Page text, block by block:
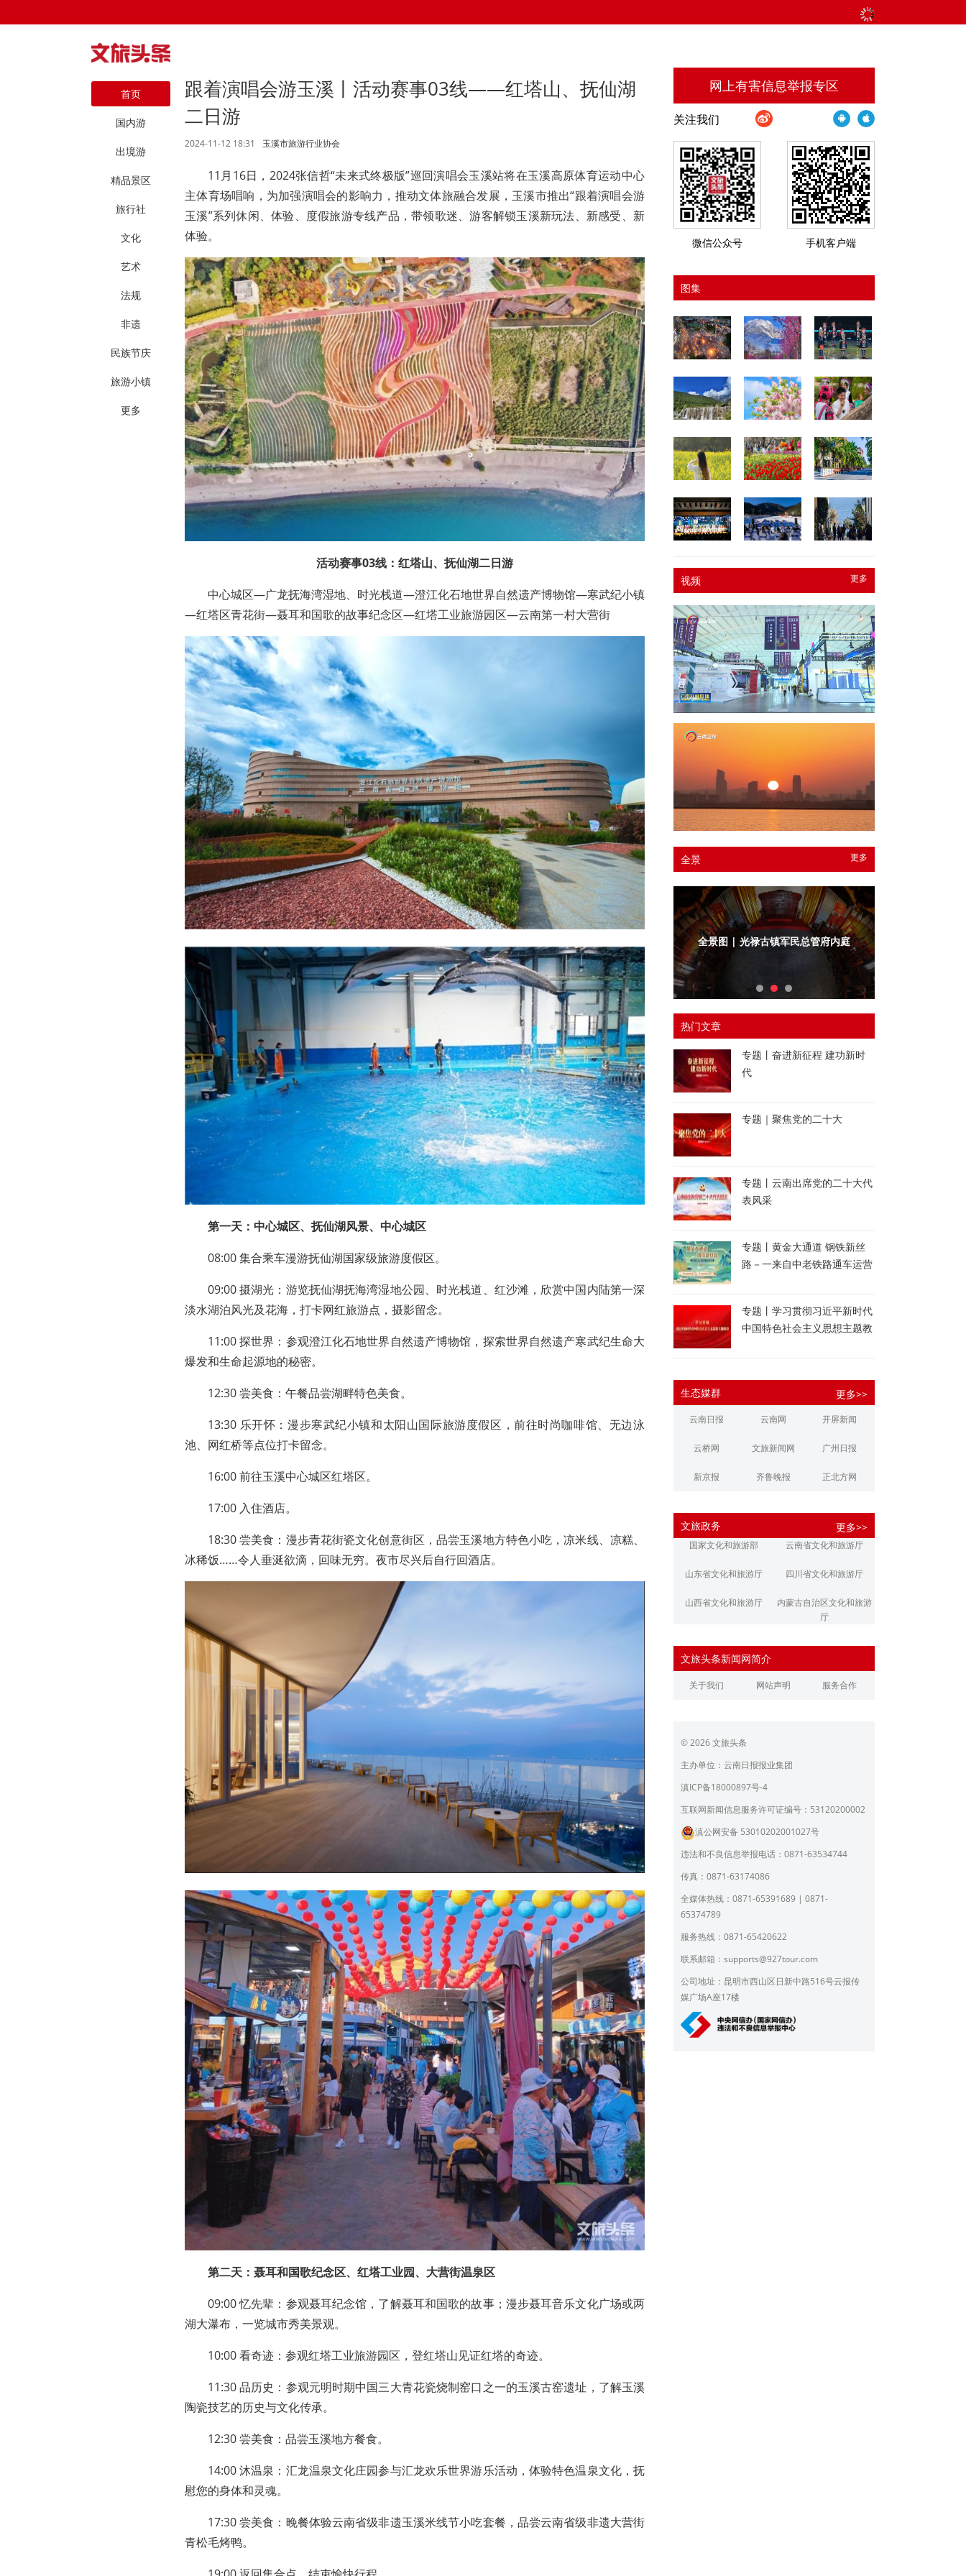
首页
国内游
出境游
精品景区
旅行社
文化
艺术
法规
非遗
民族节庆
旅游小镇
更多
跟着演唱会游玉溪丨活动赛事03线——红塔山、抚仙湖
二日游
2024-11-12 18:31 玉溪市旅游行业协会
11月16日，2024张信哲“未来式终极版”巡回演唱会玉溪站将在玉溪高原体育运动中心
主体育场唱响，为加强演唱会的影响力，推动文体旅融合发展，玉溪市推出“跟着演唱会游
玉溪”系列休闲、体验、度假旅游专线产品，带领歌迷、游客解锁玉溪新玩法、新感受、新
体验。
活动赛事03线：红塔山、抚仙湖二日游
中心城区—广龙抚海湾湿地、时光栈道—澄江化石地世界自然遗产博物馆—寒武纪小镇
—红塔区青花街—聂耳和国歌的故事纪念区—红塔工业旅游园区—云南第一村大营街
第一天：中心城区、抚仙湖风景、中心城区
08:00 集合乘车漫游抚仙湖国家级旅游度假区。
09:00 摄湖光：游览抚仙湖抚海湾湿地公园、时光栈道、红沙滩，欣赏中国内陆第一深
淡水湖泊风光及花海，打卡网红旅游点，摄影留念。
11:00 探世界：参观澄江化石地世界自然遗产博物馆，探索世界自然遗产寒武纪生命大
爆发和生命起源地的秘密。
12:30 尝美食：午餐品尝湖畔特色美食。
13:30 乐开怀：漫步寒武纪小镇和太阳山国际旅游度假区，前往时尚咖啡馆、无边泳
池、网红桥等点位打卡留念。
16:00 前往玉溪中心城区红塔区。
17:00 入住酒店。
18:30 尝美食：漫步青花街瓷文化创意街区，品尝玉溪地方特色小吃，凉米线、凉糕、
冰稀饭……令人垂涎欲滴，回味无穷。夜市尽兴后自行回酒店。
第二天：聂耳和国歌纪念区、红塔工业园、大营街温泉区
09:00 忆先辈：参观聂耳纪念馆，了解聂耳和国歌的故事；漫步聂耳音乐文化广场或两
湖大瀑布，一览城市秀美景观。
10:00 看奇迹：参观红塔工业旅游园区，登红塔山见证红塔的奇迹。
11:30 品历史：参观元明时期中国三大青花瓷烧制窑口之一的玉溪古窑遗址，了解玉溪
陶瓷技艺的历史与文化传承。
12:30 尝美食：品尝玉溪地方餐食。
14:00 沐温泉：汇龙温泉文化庄园参与汇龙欢乐世界游乐活动，体验特色温泉文化，抚
慰您的身体和灵魂。
17:30 尝美食：晚餐体验云南省级非遗玉溪米线节小吃套餐，品尝云南省级非遗大营街
青松毛烤鸭。
网上有害信息举报专区
关注我们
微信公众号 手机客户端
图集
更多
视频
更多
全景
全景图 | 光禄古镇军民总管府衙门
热门文章
专题丨奋进新征程 建功新时
代
专题｜聚焦党的二十大
专题丨云南出席党的二十大代
表风采
专题丨黄金大通道 钢铁新丝
路－一来自中老铁路通车运营
专题丨学习贯彻习近平新时代
中国特色社会主义思想主题教
生态媒群 更多>>
云南日报 云南网 开屏新闻
云桥网 文旅新闻网 广州日报
新京报 齐鲁晚报 正北方网
江南都市报 潇湘晨报
文旅政务 更多>>
国家文化和旅游部 云南省文化和旅游厅
山东省文化和旅游厅 四川省文化和旅游厅
山西省文化和旅游厅
内蒙古自治区文化和旅游
厅
浙江省文化和旅游厅
江西省文化和旅游厅 河南省文化和旅游厅
广东省文化和旅游厅
育厅
陕西省文化和旅游厅 甘肃省文化和旅游厅
青海省文化和旅游厅
宁夏回族自治区文化和旅
北京市文旅局
上海市文化和旅游局
员会
文旅头条新闻网简介
关于我们 网站声明 服务合作
© 2026 文旅头条
主办单位：云南日报报业集团
滇ICP备18000897号-4
互联网新闻信息服务许可证编号：53120200002
滇公网安备 53010202001027号
违法和不良信息举报电话：0871-63534744
传真：0871-63174086
全媒体热线：0871-65391689 | 0871-
65374789
服务热线：0871-65420622
联系邮箱： supports@927tour.com
公司地址：昆明市西山区日新中路516号云报传
媒广场A座17楼